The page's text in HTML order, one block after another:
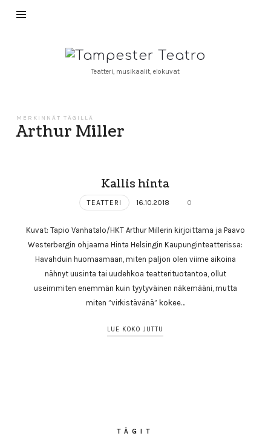
Tampester
TeatroTeatteri, musikaalit, elokuvat
MERKINNÄT TÄGILLÄ
Arthur Miller
Kallis hinta
TEATTERI 16.10.2018 0
Kuvat: Tapio Vanhatalo/HKT Arthur Millerin kirjoittama ja Paavo
Westerbergin ohjaama Hinta Helsingin Kaupunginteatterissa:
Havahduin huomaamaan, miten paljon olen viime aikoina
nähnyt uusinta tai uudehkoa teatterituotantoa, ollut
useimmiten enemmän kuin tyytyväinen näkemääni, mutta
miten ”virkistävänä” kokee…
LUE KOKO JUTTU
TÄGIT